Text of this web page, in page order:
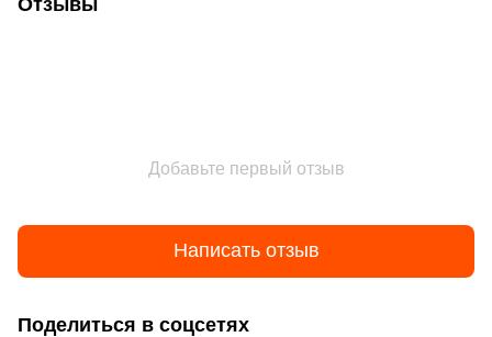
Добавьте первый отзыв
Написать отзыв
Поделиться в соцсетях